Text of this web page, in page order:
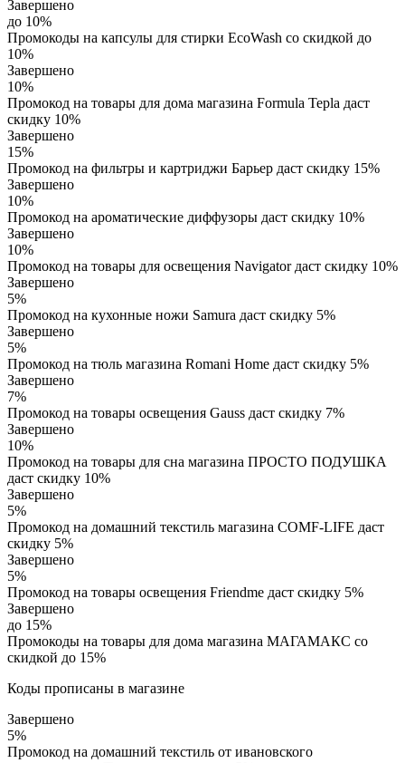
Завершено
до 10%
Промокоды на капсулы для стирки EcoWash со скидкой до
10%
Завершено
10%
Промокод на товары для дома магазина Formula Tepla даст
скидку 10%
Завершено
15%
Промокод на фильтры и картриджи Барьер даст скидку 15%
Завершено
10%
Промокод на ароматические диффузоры даст скидку 10%
Завершено
10%
Промокод на товары для освещения Navigator даст скидку 10%
Завершено
5%
Промокод на кухонные ножи Samura даст скидку 5%
Завершено
5%
Промокод на тюль магазина Romani Home даст скидку 5%
Завершено
7%
Промокод на товары освещения Gauss даст скидку 7%
Завершено
10%
Промокод на товары для сна магазина ПРОСТО ПОДУШКА
даст скидку 10%
Завершено
5%
Промокод на домашний текстиль магазина COMF-LIFE даст
скидку 5%
Завершено
5%
Промокод на товары освещения Friendme даст скидку 5%
Завершено
до 15%
Промокоды на товары для дома магазина МАГАМАКС со
скидкой до 15%
Коды прописаны в магазине
Завершено
5%
Промокод на домашний текстиль от ивановского